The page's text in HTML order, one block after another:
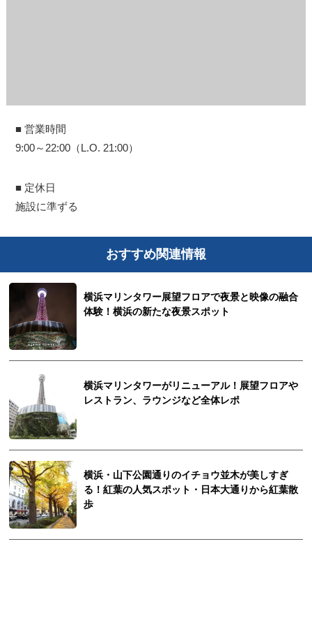
■ 営業時間
9:00～22:00（L.O. 21:00）
■ 定休日
施設に準ずる
おすすめ関連情報
横浜マリンタワー展望フロアで夜景と映像の融合
体験！横浜の新たな夜景スポット
横浜マリンタワーがリニューアル！展望フロアや
レストラン、ラウンジなど全体レポ
横浜・山下公園通りのイチョウ並木が美しすぎ
る！紅葉の人気スポット・日本大通りから紅葉散
歩